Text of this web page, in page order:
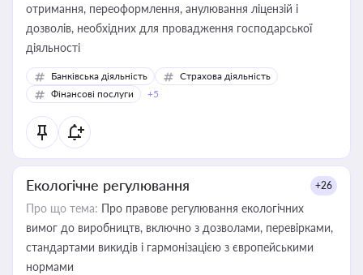
отримання, переоформлення, анулювання ліцензій і
дозволів, необхідних для провадження господарської
діяльності
Банківська діяльність
Страхова діяльність
Фінансові послуги
+5
Екологічне регулювання +26
Про що тема: Про правове регулювання екологічних
вимог до виробництв, включно з дозволами, перевірками,
стандартами викидів і гармонізацією з європейськими
нормами